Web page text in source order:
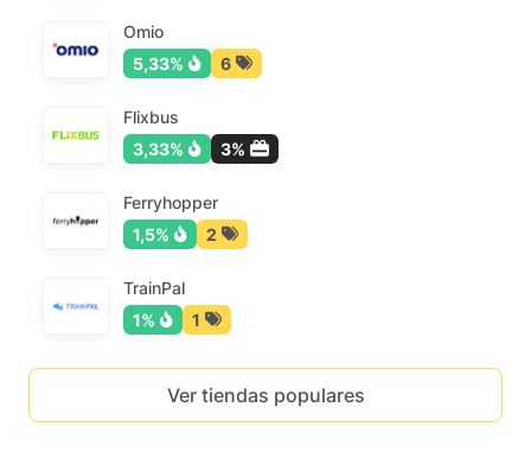
Omio
5,33%
6
Flixbus
3,33%
3%
Ferryhopper
1,5%
2
TrainPal
1%
1
Ver tiendas populares